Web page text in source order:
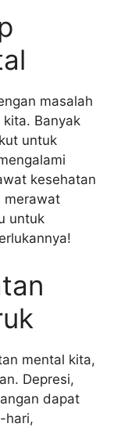
masalah
Banyak
untuk
kesehatan
merawat
untuk
mental kita,
Depresi,
dapat
hari,